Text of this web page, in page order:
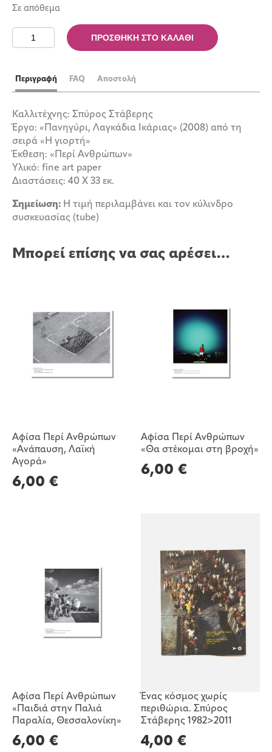
Σε απόθεμα
Αφίσα
Περί
ποσότητα
ΠΡΟΣΘΉΚΗ ΣΤΟ ΚΑΛΆΘΙ
Περιγραφή FAQ Αποστολή
Καλλιτέχνης: Σπύρος Στάβερης
Έργο: «Πανηγύρι, Λαγκάδια Ικάριας» (2008) από τη
σειρά «Η γιορτή»
Έκθεση: «Περί Ανθρώπων»
Υλικό: fine art paper
Διαστάσεις: 40 Χ 33 εκ.
Σημείωση: Η τιμή περιλαμβάνει και τον κύλινδρο
συσκευασίας (tube)
Μπορεί επίσης να σας αρέσει…
Αφίσα Περί Ανθρώπων
«Ανάπαυση, Λαϊκή
Αγορά»
6,00 €
Αφίσα Περί Ανθρώπων
«Θα στέκομαι στη βροχή»
6,00 €
Αφίσα Περί Ανθρώπων
«Παιδιά στην Παλιά
Παραλία, Θεσσαλονίκη»
6,00 €
Ένας κόσμος χωρίς
περιθώρια. Σπύρος
Στάβερης 1982>2011
4,00 €